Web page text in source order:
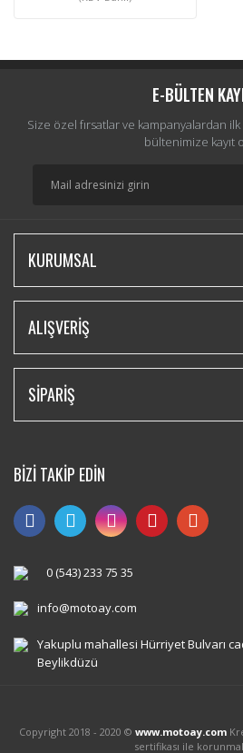
E-BÜLTEN
Size özel fırsatlar ve kampanyalardan
bültenimize kayıt
KURUMSAL
ALIŞVERİŞ
SİPARİŞ
BİZİ TAKİP EDİN
0 (543) 233 75 35
info@motoay.com
Yakuplu mahallesi Hürriyet Bulvarı
Beylikdüzü
Copyright 2018 - 2020 © www.motoay.com
sertifikası ile